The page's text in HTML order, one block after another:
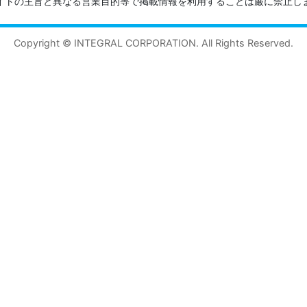
Copyright © INTEGRAL CORPORATION. All Rights Reserved.